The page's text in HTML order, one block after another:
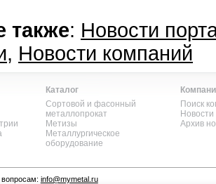
также: Новости
, Новости компаний
Каталог
Сортовой и фасонный
металлопрокат
Метизы
Металлургическое
оборудование
Поиск
Архив
info@mymetal.ru